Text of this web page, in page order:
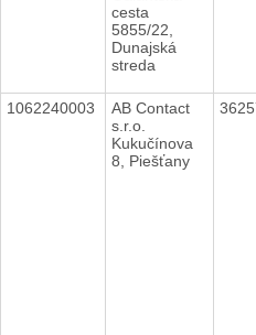
cesta
5855/22,
Dunajská
streda
1062240003
AB Contact
s.r.o.
Kukučínova
8, Piešťany